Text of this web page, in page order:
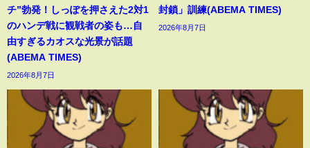
チ”勃発！しっぽを押さえた2対1
のハンデ戦に観戦者の姿も…自
由すぎるカオスな光景が話題
(ABEMA TIMES)
2026年8月7日
封鎖」訓練(ABEMA TIMES)
2026年8月7日